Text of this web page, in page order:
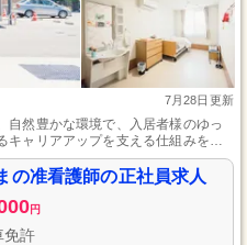
7月28日更新
自然豊かな環境で、入居者様のゆっ
キャリアアップを支える仕組みをご
理万全、充実した福利厚生を備え、
できます。
の准看護師の正社員求人
円
免許